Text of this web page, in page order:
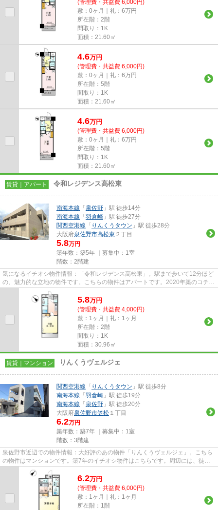
(管理費・共益費 6,000円)
敷：0ヶ月｜礼：6万円
所在階：2階
間取り：1K
面積：21.60㎡
4.6万円
(管理費・共益費 6,000円)
敷：0ヶ月｜礼：6万円
所在階：5階
間取り：1K
面積：21.60㎡
4.6万円
(管理費・共益費 6,000円)
敷：0ヶ月｜礼：6万円
所在階：5階
間取り：1K
面積：21.60㎡
賃貸｜アパート 令和レジデンス高松東
南海本線 「 泉佐野 」駅 徒歩14分
南海本線 「 羽倉崎 」駅 徒歩27分
関西空港線 「 りんくうタウン 」駅 徒歩28分
大阪府泉佐野市高松東 ２丁目
5.8万円
築年数：築5年 ｜募集中： 1室
階数：2階建
気になるイチオシ物件情報：「令和レジデンス高松東」。駅まで歩いて12分ほど
の、魅力的な立地の物件です。こちらの物件はアパートです。2020年築のコチラ
の物件は、落ち着きのある室...
5.8万円
(管理費・共益費 4,000円)
敷：1ヶ月｜礼：1ヶ月
所在階：2階
間取り：1K
面積：30.96㎡
賃貸｜マンション りんくうヴェルジェ
関西空港線 「 りんくうタウン 」駅 徒歩8分
南海本線 「 羽倉崎 」駅 徒歩19分
南海本線 「 泉佐野 」駅 徒歩20分
大阪府泉佐野市笠松 １丁目
6.2万円
築年数：築7年 ｜募集中： 1室
階数：3階建
泉佐野市近辺での物件情報：大好評のあの物件「りんくうヴェルジェ」。こちら
の物件はマンションです。築7年のイチオシ物件はこちらです。周辺には、徒歩4
分で利用できる駅があります...
6.2万円
(管理費・共益費 6,000円)
敷：1ヶ月｜礼：1ヶ月
所在階：1階